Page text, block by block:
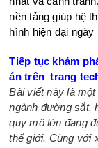
nền tảng giúp hệ
hình hiện đại ngày
Tiếp tục khám
án trên trang
Bài viết này là
ngành đường sắt,
quy mô lớn đang
thế giới. Cùng với